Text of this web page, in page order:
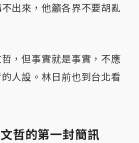
出來，他籲各界不要胡亂
，但事實就是事實，不應
人設。林日前也到台北看
哲的第一封簡訊